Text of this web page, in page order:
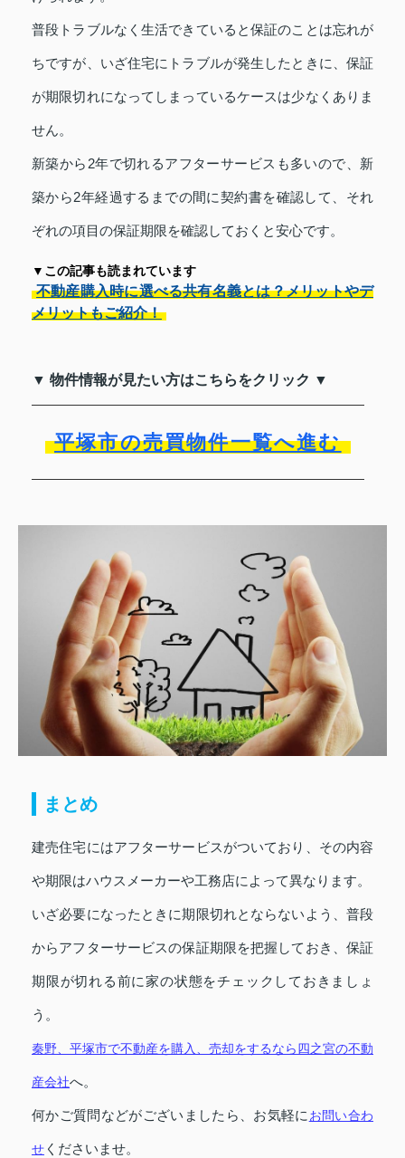
普段トラブルなく生活できていると保証のことは忘れが
ちですが、いざ住宅にトラブルが発生したときに、保証
が期限切れになってしまっているケースは少なくありま
せん。
新築から2年で切れるアフターサービスも多いので、新
築から2年経過するまでの間に契約書を確認して、それ
ぞれの項目の保証期限を確認しておくと安心です。
▼この記事も読まれています
不動産購入時に選べる共有名義とは？メリットやデ
メリットもご紹介！
▼ 物件情報が見たい方はこちらをクリック ▼
平塚市の売買物件一覧へ進む
まとめ
建売住宅にはアフターサービスがついており、その内容
や期限はハウスメーカーや工務店によって異なります。
いざ必要になったときに期限切れとならないよう、普段
からアフターサービスの保証期限を把握しておき、保証
期限が切れる前に家の状態をチェックしておきましょ
う。
秦野、平塚市で不動産を購入、売却をするなら四之宮の不動
産会社へ。
何かご質問などがございましたら、お気軽に お問い合わ
せ くださいませ。